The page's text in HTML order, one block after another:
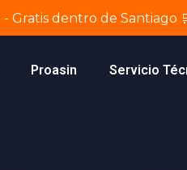
- Gratis dentro de Santiago
Proasin Servicio